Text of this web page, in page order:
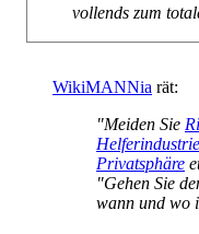
vollends zum
WikiMANNia rät:
"Meiden Sie
Helferindustrie
Privatsphäre
"Gehen Sie
wann und wo